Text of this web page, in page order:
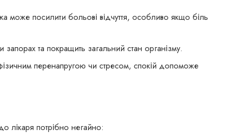
може посилити больові відчуття, особливо якщо біль
та покращить загальний стан організму.
перенапругою чи стресом, спокій допоможе
лікаря потрібно негайно: